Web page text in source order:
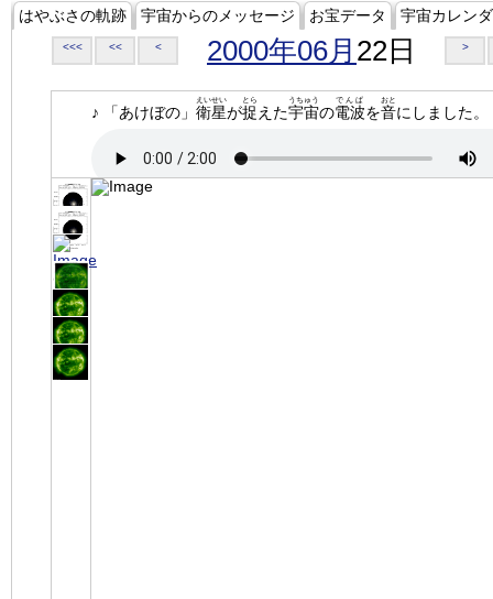
はやぶさの軌跡 宇宙からのメッセージ お宝データ 宇宙カレン
<<< << < 2000年06月 22日 >
♪ 「あけぼの」 衛星
えいせい
が捉
とら
えた宇宙
うちゅう
の電波
でんぱ
を音
おと
にしました。